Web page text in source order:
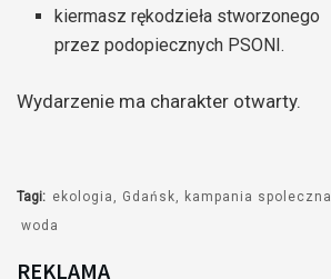
kiermasz rękodzieła stworzonego
przez podopiecznych PSONI.
Wydarzenie ma charakter otwarty.
Tagi: ekologia Gdańsk kampania spoleczna
woda
REKLAMA